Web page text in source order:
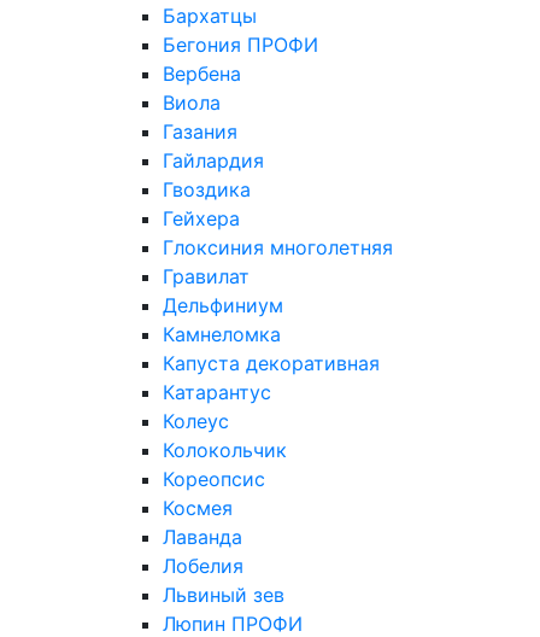
Бархатцы
Бегония ПРОФИ
Вербена
Виола
Газания
Гайлардия
Гвоздика
Гейхера
Глоксиния многолетняя
Гравилат
Дельфиниум
Камнеломка
Капуста декоративная
Катарантус
Колеус
Колокольчик
Кореопсис
Космея
Лаванда
Лобелия
Львиный зев
Люпин ПРОФИ